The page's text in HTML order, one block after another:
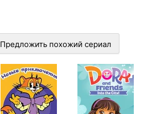
Предложить похожий сериал